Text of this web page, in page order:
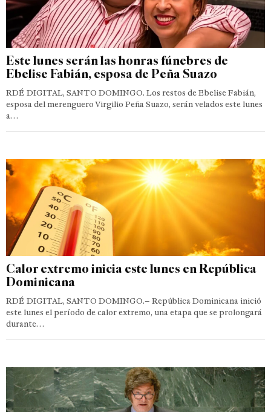
Este lunes serán las honras fúnebres de
Ebelise Fabián, esposa de Peña Suazo
RDÉ DIGITAL, SANTO DOMINGO. Los restos de Ebelise Fabián,
esposa del merenguero Virgilio Peña Suazo, serán velados este lunes
a…
Calor extremo inicia este lunes en República
Dominicana
RDÉ DIGITAL, SANTO DOMINGO.– República Dominicana inició
este lunes el período de calor extremo, una etapa que se prolongará
durante…